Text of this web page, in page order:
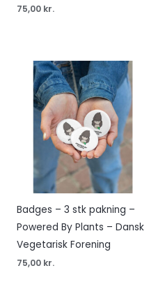
75,00 kr.
Badges – 3 stk pakning –
Powered By Plants – Dansk
Vegetarisk Forening
75,00 kr.